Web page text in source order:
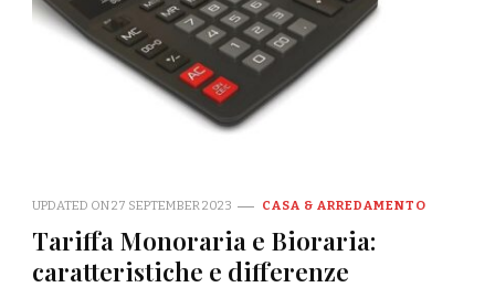
UPDATED ON27 SEPTEMBER 2023 CASA & ARREDAMENTO
Tariffa Monoraria e Bioraria:
caratteristiche e differenze